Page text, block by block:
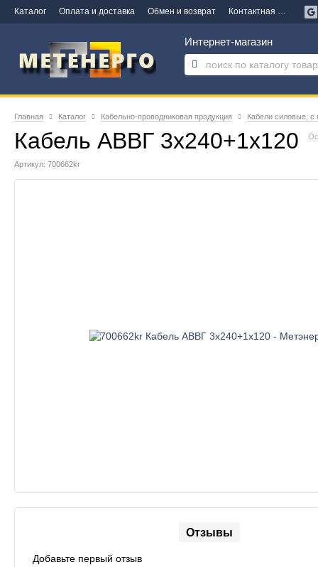
Каталог Оплата и доставка Обмен и возврат Контактная информация
Интернет-магазин
Главная Каталог Кабельно-проводниковая продукция Кабели силовые, с
Кабель АВВГ 3х240+1х120
Артикул: 700662kr
Отзывы
Добавьте первый отзыв